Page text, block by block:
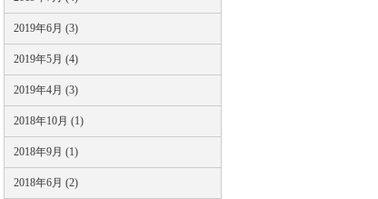
2019年6月 (3)
2019年5月 (4)
2019年4月 (3)
2018年10月 (1)
2018年9月 (1)
2018年6月 (2)